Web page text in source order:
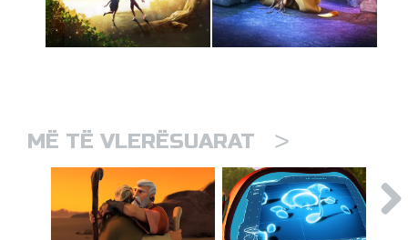
MË TË VLERËSUARAT >